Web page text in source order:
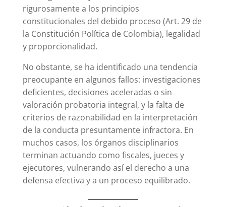
rigurosamente a los principios
constitucionales del debido proceso (Art. 29 de
la Constitución Política de Colombia), legalidad
y proporcionalidad.
No obstante, se ha identificado una tendencia
preocupante en algunos fallos: investigaciones
deficientes, decisiones aceleradas o sin
valoración probatoria integral, y la falta de
criterios de razonabilidad en la interpretación
de la conducta presuntamente infractora. En
muchos casos, los órganos disciplinarios
terminan actuando como fiscales, jueces y
ejecutores, vulnerando así el derecho a una
defensa efectiva y a un proceso equilibrado.